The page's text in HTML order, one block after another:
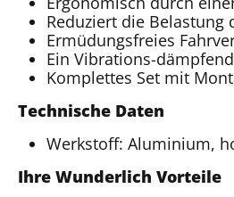
Reduziert die Belastung
Ermüdungsfreies
Ein Vibrations-
Komplettes Set mit
Technische Daten
Werkstoff: Aluminium,
Ihre Wunderlich Vorteile